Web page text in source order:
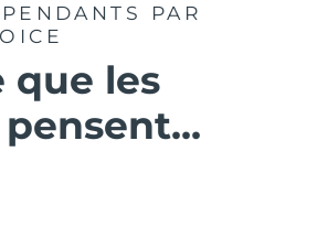
PAR
que les